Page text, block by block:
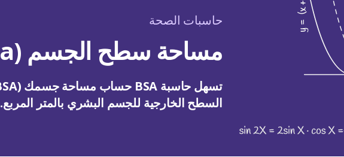
حاسبات الصحة
مساحة سطح الجسم (bsa) آلة حاسبة
السطح الخارجية للجسم البشري بالمتر المربع.